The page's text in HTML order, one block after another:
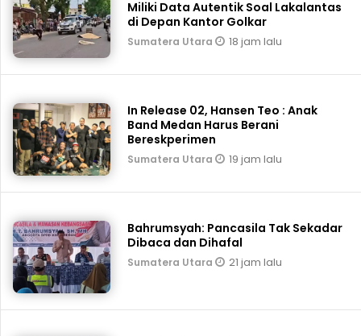
Miliki Data Autentik Soal Lakalantas
di Depan Kantor Golkar
Sumatera Utara 18 jam lalu
In Release 02, Hansen Teo : Anak
Band Medan Harus Berani
Bereskperimen
Sumatera Utara 19 jam lalu
Bahrumsyah: Pancasila Tak Sekadar
Dibaca dan Dihafal
Sumatera Utara 21 jam lalu